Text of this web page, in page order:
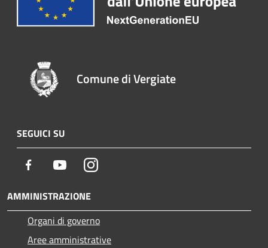
Comune di Vergiate
SEGUICI SU
Facebook YoutubeInstagram
AMMINISTRAZIONE
Organi di governo
Aree amministrative